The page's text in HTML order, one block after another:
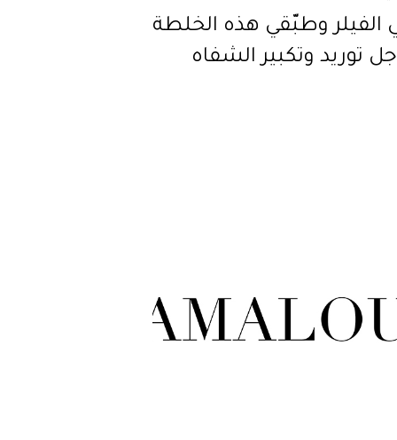
الفيلر وطبّقي هذه الخلطة
توريد وتكبير الشفاه